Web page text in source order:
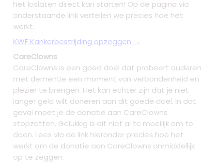
het loslaten direct kan starten! Op de pagina via
onderstaande link vertellen we precies hoe het
werkt.
KWF Kankerbestrijding opzeggen →
CareClowns
CareClowns is een goed doel dat probeert ouderen
met dementie een moment van verbondenheid en
plezier te brengen. Het kan echter zijn dat je niet
langer geld wilt doneren aan dit goede doel. In dat
geval moet je de donatie aan CareClowns
stopzetten. Gelukkig is dit niet al te moeilijk om te
doen. Lees via de link hieronder precies hoe het
werkt om de donatie aan CareClowns onmiddellijk
op te zeggen.